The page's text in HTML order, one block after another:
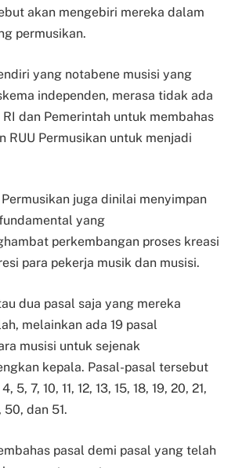
akan mengebiri mereka dalam
permusikan.
yang notabene musisi yang
independen, merasa tidak ada
dan Pemerintah untuk membahas
RUU Permusikan untuk menjadi
juga dinilai menyimpan
yang
perkembangan proses kreasi
para pekerja musik dan musisi.
dua pasal saja yang mereka
melainkan ada 19 pasal
musisi untuk sejenak
kepala. Pasal-pasal tersebut
5, 7, 10, 11, 12, 13, 15, 18, 19, 20, 21,
50, dan 51.
pasal demi pasal yang telah